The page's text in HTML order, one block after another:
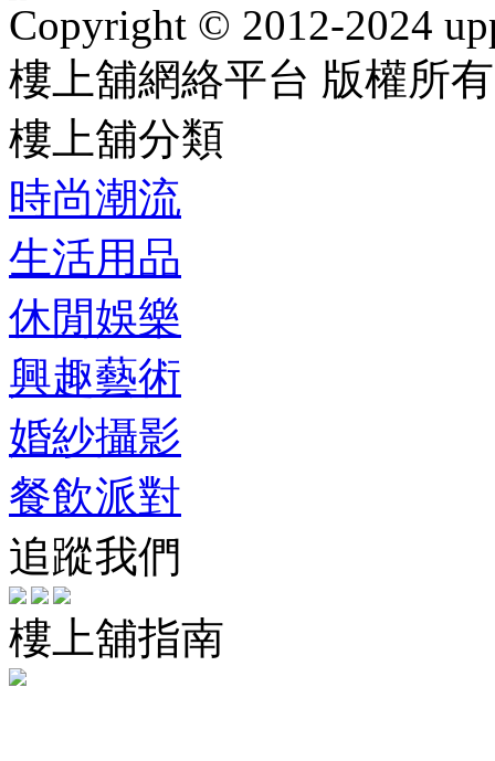
Copyright © 2012-2024
樓上舖網絡平台 版權所
樓上舖分類
時尚潮流
生活用品
休閒娛樂
興趣藝術
婚紗攝影
餐飲派對
追蹤我們
樓上舖指南